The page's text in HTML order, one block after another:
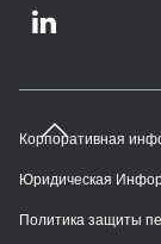
Корпоративная
Юридическая
Политика защиты